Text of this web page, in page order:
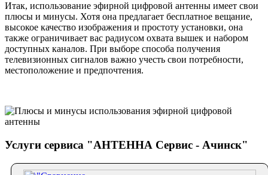
Итак, использование эфирной цифровой антенны имеет свои
плюсы и минусы. Хотя она предлагает бесплатное вещание,
высокое качество изображения и простоту установки, она
также ограничивает вас радиусом охвата вышек и набором
доступных каналов. При выборе способа получения
телевизионных сигналов важно учесть свои потребности,
местоположение и предпочтения.
Услуги сервиса "АНТЕННА Сервис - Ачинск"